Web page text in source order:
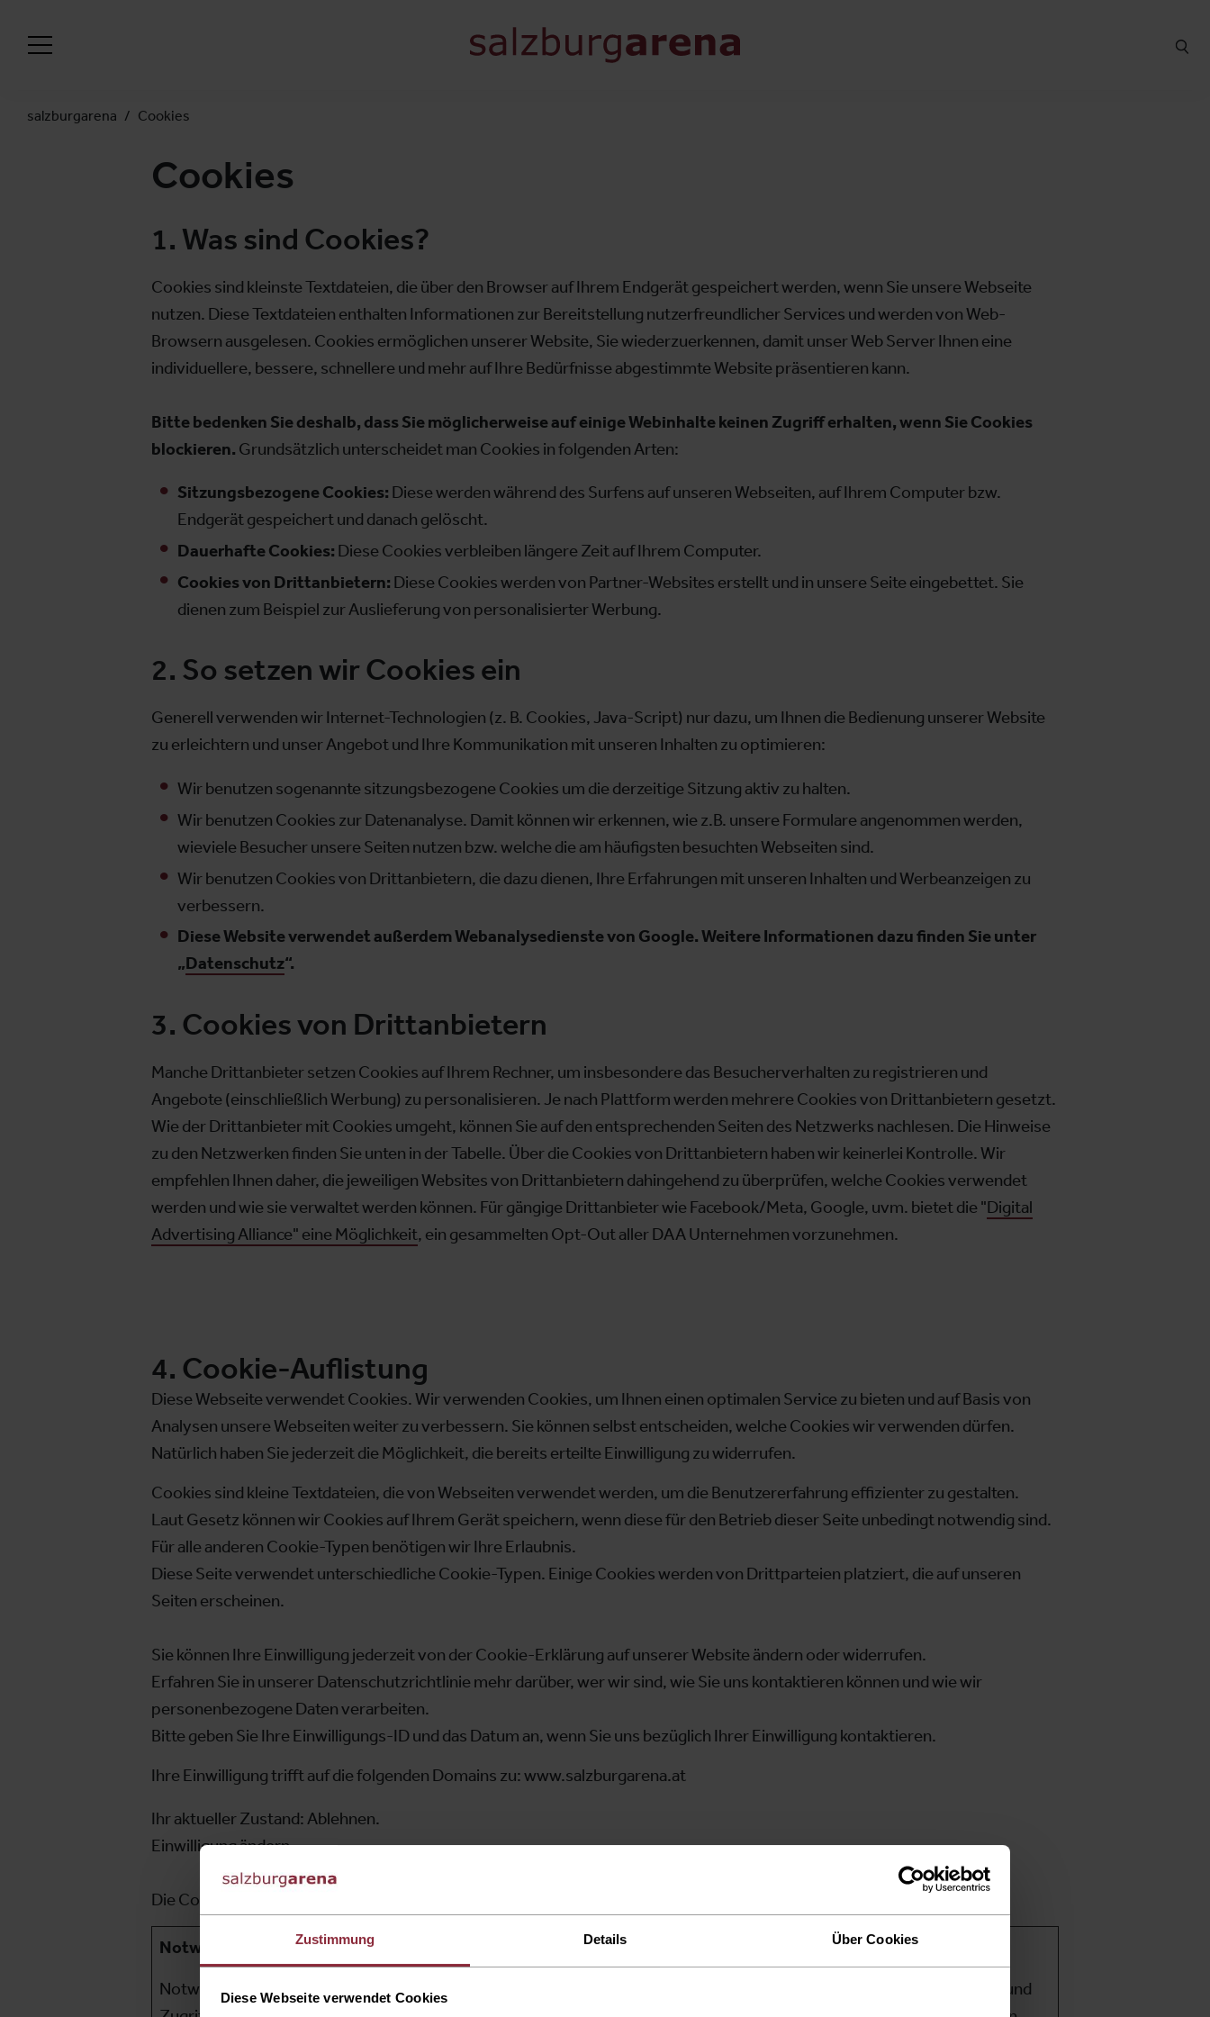
Zustimmung Details Über Cookies
Diese Webseite verwendet Cookies
salzburgarena Cookies
Cookies
1. Was sind Cookies?
Cookies sind kleinste Textdateien, die über den Browser auf Ihrem Endgerät gespeichert werden, wenn Sie unsere Webseite
nutzen. Diese Textdateien enthalten Informationen zur Bereitstellung nutzerfreundlicher Services und werden von Web-
Browsern ausgelesen. Cookies ermöglichen unserer Website, Sie wiederzuerkennen, damit unser Web Server Ihnen eine
individuellere, bessere, schnellere und mehr auf Ihre Bedürfnisse abgestimmte Website präsentieren kann.
Bitte bedenken Sie deshalb, dass Sie möglicherweise auf einige Webinhalte keinen Zugriff erhalten, wenn Sie Cookies
blockieren. Grundsätzlich unterscheidet man Cookies in folgenden Arten:
Sitzungsbezogene Cookies: Diese werden während des Surfens auf unseren Webseiten, auf Ihrem Computer bzw.
Endgerät gespeichert und danach gelöscht.
Dauerhafte Cookies: Diese Cookies verbleiben längere Zeit auf Ihrem Computer.
Cookies von Drittanbietern: Diese Cookies werden von Partner-Websites erstellt und in unsere Seite eingebettet. Sie
dienen zum Beispiel zur Auslieferung von personalisierter Werbung.
2. So setzen wir Cookies ein
Generell verwenden wir Internet-Technologien (z. B. Cookies, Java-Script) nur dazu, um Ihnen die Bedienung unserer Website
zu erleichtern und unser Angebot und Ihre Kommunikation mit unseren Inhalten zu optimieren:
Wir benutzen sogenannte sitzungsbezogene Cookies um die derzeitige Sitzung aktiv zu halten.
Wir benutzen Cookies zur Datenanalyse. Damit können wir erkennen, wie z.B. unsere Formulare angenommen werden,
wieviele Besucher unsere Seiten nutzen bzw. welche die am häufigsten besuchten Webseiten sind.
Wir benutzen Cookies von Drittanbietern, die dazu dienen, Ihre Erfahrungen mit unseren Inhalten und Werbeanzeigen zu
verbessern.
Diese Website verwendet außerdem Webanalysedienste von Google. Weitere Informationen dazu finden Sie unter
„Datenschutz“.
3. Cookies von Drittanbietern
Manche Drittanbieter setzen Cookies auf Ihrem Rechner, um insbesondere das Besucherverhalten zu registrieren und
Angebote (einschließlich Werbung) zu personalisieren. Je nach Plattform werden mehrere Cookies von Drittanbietern gesetzt.
Wie der Drittanbieter mit Cookies umgeht, können Sie auf den entsprechenden Seiten des Netzwerks nachlesen. Die Hinweise
zu den Netzwerken finden Sie unten in der Tabelle. Über die Cookies von Drittanbietern haben wir keinerlei Kontrolle. Wir
empfehlen Ihnen daher, die jeweiligen Websites von Drittanbietern dahingehend zu überprüfen, welche Cookies verwendet
werden und wie sie verwaltet werden können. Für gängige Drittanbieter wie Facebook/Meta, Google, uvm. bietet die "Digital
Advertising Alliance" eine Möglichkeit, ein gesammelten Opt-Out aller DAA Unternehmen vorzunehmen.
4. Cookie-Auflistung
Diese Webseite verwendet Cookies. Wir verwenden Cookies, um Ihnen einen optimalen Service zu bieten und auf Basis von
Analysen unsere Webseiten weiter zu verbessern. Sie können selbst entscheiden, welche Cookies wir verwenden dürfen.
Natürlich haben Sie jederzeit die Möglichkeit, die bereits erteilte Einwilligung zu widerrufen.
Cookies sind kleine Textdateien, die von Webseiten verwendet werden, um die Benutzererfahrung effizienter zu gestalten.
Laut Gesetz können wir Cookies auf Ihrem Gerät speichern, wenn diese für den Betrieb dieser Seite unbedingt notwendig sind.
Für alle anderen Cookie-Typen benötigen wir Ihre Erlaubnis.
Diese Seite verwendet unterschiedliche Cookie-Typen. Einige Cookies werden von Drittparteien platziert, die auf unseren
Seiten erscheinen.
Sie können Ihre Einwilligung jederzeit von der Cookie-Erklärung auf unserer Website ändern oder widerrufen.
Erfahren Sie in unserer Datenschutzrichtlinie mehr darüber, wer wir sind, wie Sie uns kontaktieren können und wie wir
personenbezogene Daten verarbeiten.
Bitte geben Sie Ihre Einwilligungs-ID und das Datum an, wenn Sie uns bezüglich Ihrer Einwilligung kontaktieren.
Ihre Einwilligung trifft auf die folgenden Domains zu: www.salzburgarena.at
Ihr aktueller Zustand: Ablehnen.
Einwilligung ändern
Die Cookie-Erklärung wurde das letzte Mal am 31/07/2026 von
Notwendig (4)
Notwendige Cookies helfen dabei, eine Webseite nutzbar zu machen, indem sie Grundfunktionen wie Seitennavigation und